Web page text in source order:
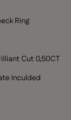
Ring
Cut 0,50CT
Inculded